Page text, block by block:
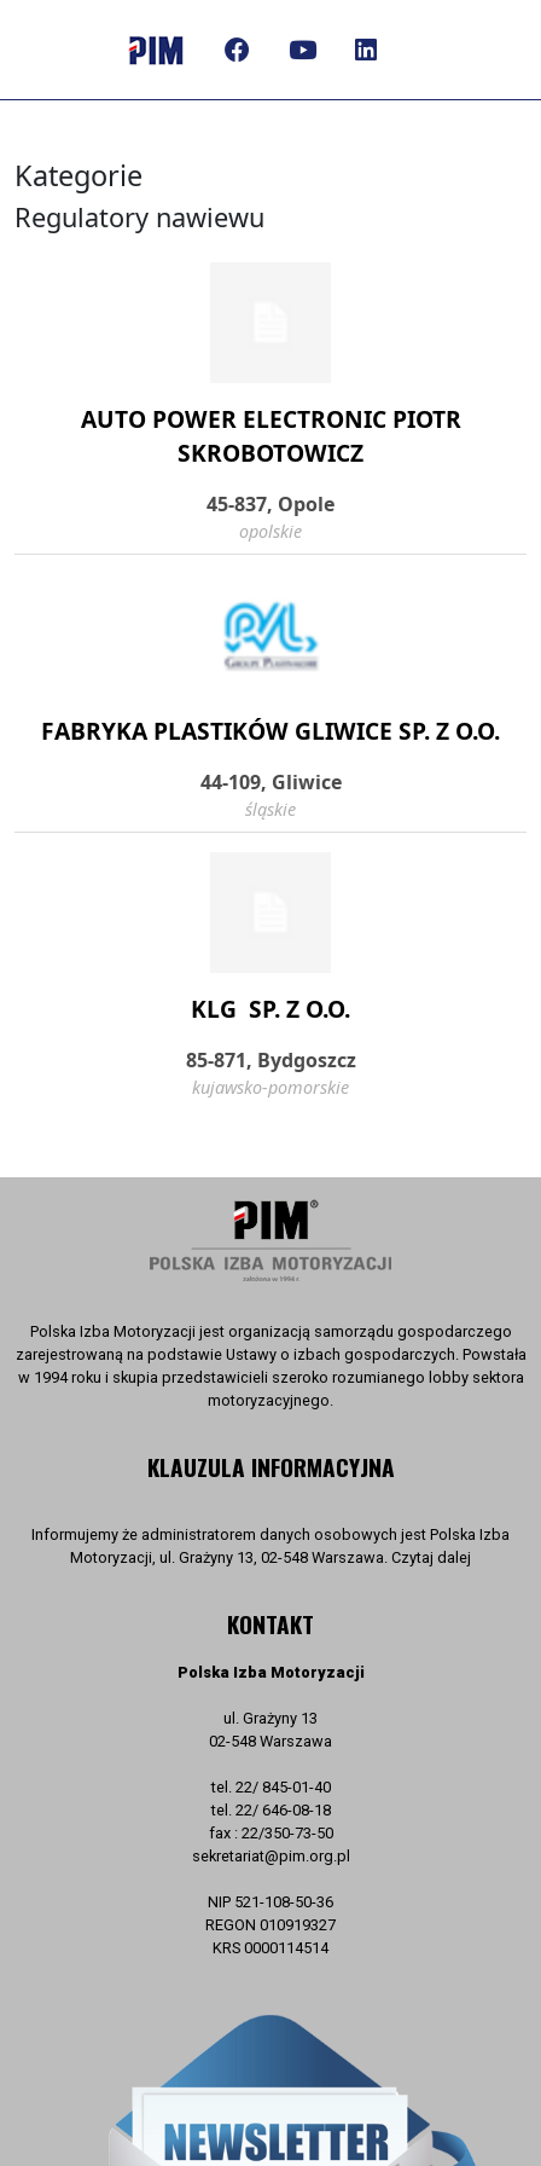
Kategorie
Regulatory nawiewu
AUTO POWER ELECTRONIC PIOTR
SKROBOTOWICZ
45-837, Opole
opolskie
FABRYKA PLASTIKÓW GLIWICE SP. Z O.O.
44-109, Gliwice
śląskie
KLG SP. Z O.O.
85-871, Bydgoszcz
kujawsko-pomorskie
Polska Izba Motoryzacji jest organizacją samorządu gospodarczego
zarejestrowaną na podstawie Ustawy o izbach gospodarczych. Powstała
w 1994 roku i skupia przedstawicieli szeroko rozumianego lobby sektora
motoryzacyjnego.
KLAUZULA INFORMACYJNA
Informujemy że administratorem danych osobowych jest Polska Izba
Motoryzacji, ul. Grażyny 13, 02-548 Warszawa. Czytaj dalej
KONTAKT
Polska Izba Motoryzacji
ul. Grażyny 13
02-548 Warszawa
tel. 22/ 845-01-40
tel. 22/ 646-08-18
fax : 22/350-73-50
sekretariat@pim.org.pl
NIP 521-108-50-36
REGON 010919327
KRS 0000114514
ZAPISZ SIĘ DO NEWSLETTERA
E-mail